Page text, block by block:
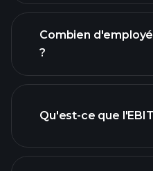
rapports financiers
Combien
?
Qu'est-ce que